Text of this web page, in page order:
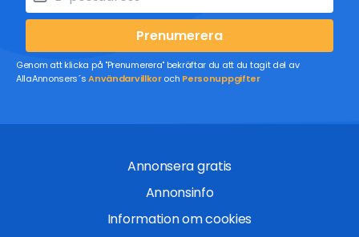
Prenumerera
Genom att klicka på "Prenumerera" bekräftar du att du tagit del av
AllaAnnonsers´sAnvändarvillkoroch Personuppgifter
Annonsera gratis
Annonsinfo
Information om cookies